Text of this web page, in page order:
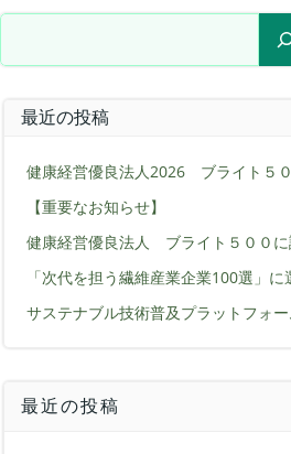
最近の投稿
健康経営優良法人2026 ブライト５
【重要なお知らせ】
健康経営優良法人 ブライト５００に
「次代を担う繊維産業企業100選」に
サステナブル技術普及プラットフォ
最近の投稿